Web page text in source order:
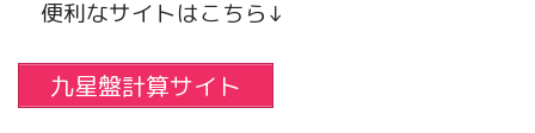
便利なサイトはこちら↓
九星盤計算サイト